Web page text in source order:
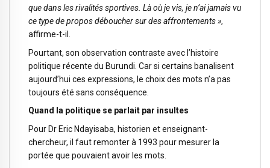
que dans les rivalités sportives. Là où je vis, je n’ai jamais vu
ce type de propos déboucher sur des affrontements »,
affirme-t-il.
Pourtant, son observation contraste avec l’histoire
politique récente du Burundi. Car si certains banalisent
aujourd’hui ces expressions, le choix des mots n’a pas
toujours été sans conséquence.
Quand la politique se parlait par insultes
Pour Dr Eric Ndayisaba, historien et enseignant-
chercheur, il faut remonter à 1993 pour mesurer la
portée que pouvaient avoir les mots.